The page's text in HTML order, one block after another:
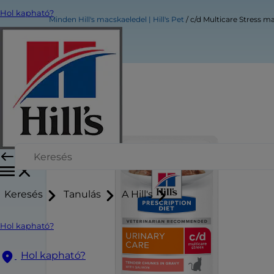
Hol kapható?
Keresés Tanulás A Hill's
Hol kapható?
Hol kapható?
Minden Hill's macskaeledel | Hill's Pet c/d Multicare Stress